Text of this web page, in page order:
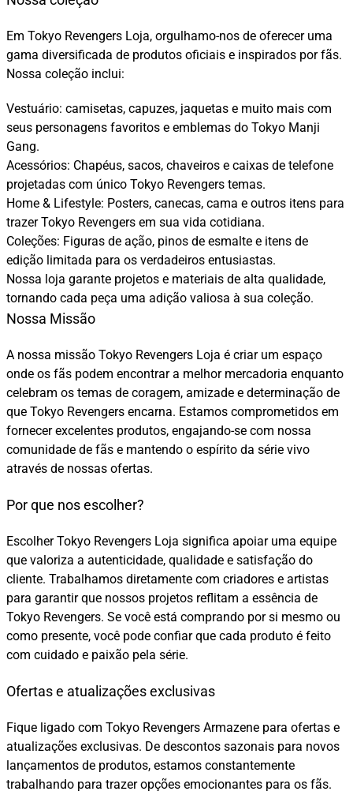
Em Tokyo Revengers Loja, orgulhamo-nos de oferecer uma
gama diversificada de produtos oficiais e inspirados por fãs.
Nossa coleção inclui:
Vestuário: camisetas, capuzes, jaquetas e muito mais com
seus personagens favoritos e emblemas do Tokyo Manji
Gang.
Acessórios: Chapéus, sacos, chaveiros e caixas de telefone
projetadas com único Tokyo Revengers temas.
Home & Lifestyle: Posters, canecas, cama e outros itens para
trazer Tokyo Revengers em sua vida cotidiana.
Coleções: Figuras de ação, pinos de esmalte e itens de
edição limitada para os verdadeiros entusiastas.
Nossa loja garante projetos e materiais de alta qualidade,
tornando cada peça uma adição valiosa à sua coleção.
Nossa Missão
A nossa missão Tokyo Revengers Loja é criar um espaço
onde os fãs podem encontrar a melhor mercadoria enquanto
celebram os temas de coragem, amizade e determinação de
que Tokyo Revengers encarna. Estamos comprometidos em
fornecer excelentes produtos, engajando-se com nossa
comunidade de fãs e mantendo o espírito da série vivo
através de nossas ofertas.
Por que nos escolher?
Escolher Tokyo Revengers Loja significa apoiar uma equipe
que valoriza a autenticidade, qualidade e satisfação do
cliente. Trabalhamos diretamente com criadores e artistas
para garantir que nossos projetos reflitam a essência de
Tokyo Revengers. Se você está comprando por si mesmo ou
como presente, você pode confiar que cada produto é feito
com cuidado e paixão pela série.
Ofertas e atualizações exclusivas
Fique ligado com Tokyo Revengers Armazene para ofertas e
atualizações exclusivas. De descontos sazonais para novos
lançamentos de produtos, estamos constantemente
trabalhando para trazer opções emocionantes para os fãs.